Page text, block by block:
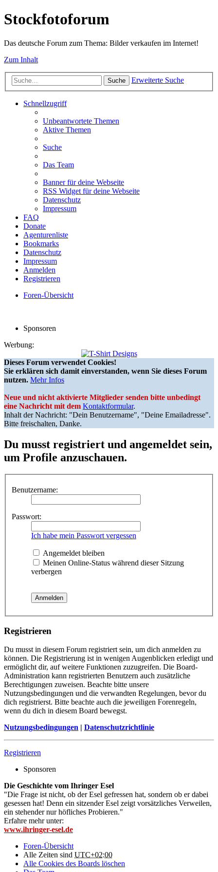
Stockfotoforum
Das deutsche Forum zum Thema: Bilder verkaufen im Internet!
Zum Inhalt
Suche Erweiterte Suche
Schnellzugriff
Unbeantwortete Themen
Aktive Themen
Suche
Das Team
Banner für deine Webseite
RSS Widget für deine Webseite
Datenschutz
Impressum
FAQ
Donate
Agenturenliste
Bookmarks
Datenschutz
Impressum
Anmelden
Registrieren
Foren-Übersicht
Sponsoren
Werbung:
Dieses Forum verwendet Cookies!
Sie erklären sich damit einverstanden, wenn Sie dieses Forum
nutzen. Mehr Infos
Neue und nicht aktivierte Mitglieder senden bitte unbedingt
eine Nachricht mit dem Kontaktformular.
Inhalt der Nachricht: "Dein Benutzername", "Deine Emailadresse".
Bitte freischalten, Danke.
Du musst registriert und angemeldet sein,
um Profile anzuschauen.
Benutzername:
Passwort:
Ich habe mein Passwort vergessen
Angemeldet bleiben
Meinen Online-Status während dieser Sitzung
verbergen
Registrieren
Du musst in diesem Forum registriert sein, um dich anmelden zu
können. Die Registrierung ist in wenigen Augenblicken erledigt und
ermöglicht dir, auf weitere Funktionen zuzugreifen. Die Board-
Administration kann registrierten Benutzern auch zusätzliche
Berechtigungen zuweisen. Beachte bitte unsere
Nutzungsbedingungen und die verwandten Regelungen, bevor du
dich registrierst. Bitte beachte auch die jeweiligen Forenregeln,
wenn du dich in diesem Board bewegst.
Nutzungsbedingungen | Datenschutzrichtlinie
Registrieren
Sponsoren
Die Geschichte vom Ihringer Esel
"Die Frage ist nicht, ob der Esel gefressen hat, sondern ob er dabei
gesessen hat! Denn ein sitzender Esel zeigt vorsätzliches Verweilen,
ein stehender nur höfliches Probieren."
Erfahre mehr unter:
www.ihringer-esel.de
Foren-Übersicht
Alle Zeiten sind UTC+02:00
Alle Cookies des Boards löschen